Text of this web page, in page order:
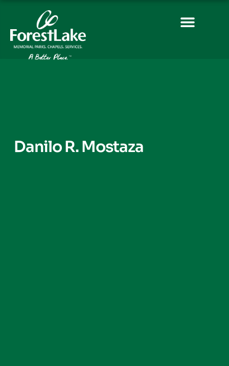
Danilo R. Mostaza